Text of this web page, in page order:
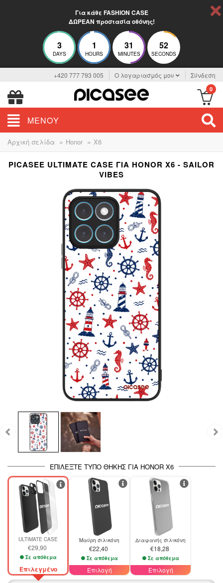
Για κάθε FASHION CASE
ΔΩΡΕΑΝ προστασία οθόνης!
3
DAYS
1
HOURS
31
MINUTES
52
SECONDS
+420 777 793 005 Ο λογαριασμός μου Σύνδεση
0
ΜΕΝΟΎ
Αρχική σελίδα » Honor » X6
PICASEE ULTIMATE CASE ΓΙΑ HONOR X6 - SAILOR
VIBES
ΕΠΙΛΈΞΤΕ ΤΎΠΟ ΘΉΚΗΣ ΓΙΑ HONOR X6
ULTIMATE CASE
€29,90
Σε απόθεμα
Επιλεγμένο
Μαύρη σιλικόνη
€22,40
Σε απόθεμα
Επιλογή
Διαφανής σιλικόνη
€18,28
Σε απόθεμα
Επιλογή